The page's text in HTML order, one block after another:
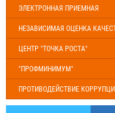
ЭЛЕКТРОННАЯ ПРИЕМНАЯ
НЕЗАВИСИМАЯ ОЦЕНКА
ЦЕНТР "ТОЧКА РОСТА"
"ПРОФМИНИМУМ"
ПРОТИВОДЕЙСТВИЕ